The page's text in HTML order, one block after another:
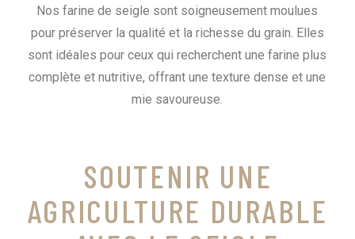
Nos farine de seigle sont soigneusement moulues
pour préserver la qualité et la richesse du grain. Elles
sont idéales pour ceux qui recherchent une farine plus
complète et nutritive, offrant une texture dense et une
mie savoureuse.
SOUTENIR UNE
AGRICULTURE DURABLE